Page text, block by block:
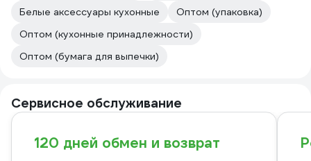
Белые аксессуары кухонные
Оптом (упаковка)
Оптом (кухонные принадлежности)
Оптом (бумага для выпечки)
Сервисное обслуживание
120 дней обмен и возврат